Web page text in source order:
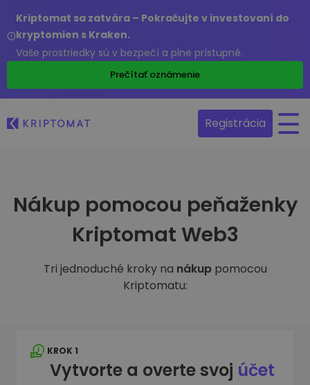
Kriptomat sa zatvára – Pokračujte v investovaní do
kryptomien s Kraken.
Vaše prostriedky sú v bezpečí a plne prístupné.
Prečítať oznámenie
Registrácia
Nákup pomocou peňaženky
Kriptomat Web3
Tri jednoduché kroky na nákup pomocou
Kriptomatu:
KROK 1
Vytvorte a overte svoj účet